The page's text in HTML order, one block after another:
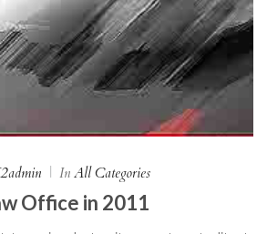
| In All Categories
Office in 2011